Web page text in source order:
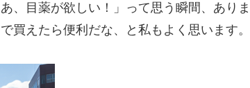
、目薬が欲しい！」って思う瞬間、ありま
買えたら便利だな、と私もよく思います。